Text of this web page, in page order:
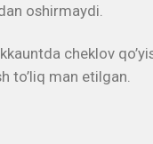
oshirmaydi.
cheklov
to’liq man etilgan.